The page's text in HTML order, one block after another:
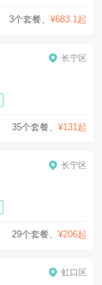
3个套餐、 ¥683.1起
长宁区
35个套餐 ¥131起
长宁区
29个套餐 ¥206起
虹口区